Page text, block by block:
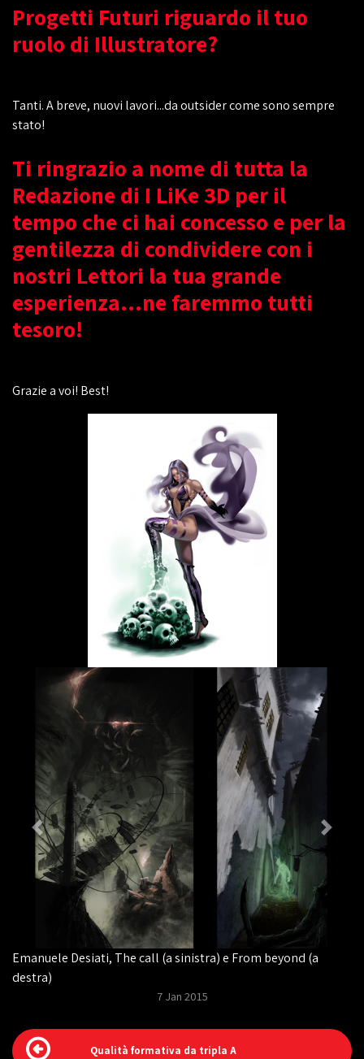
Progetti Futuri riguardo il tuo
ruolo di Illustratore?
Tanti. A breve, nuovi lavori...da outsider come sono sempre
stato!
Ti ringrazio a nome di tutta la
Redazione di I LiKe 3D per il
tempo che ci hai concesso e per la
gentilezza di condividere con i
nostri Lettori la tua grande
esperienza...ne faremmo tutti
tesoro!
Grazie a voi! Best!
Emanuele Desiati, The call (a sinistra) e From beyond (a
destra)
7 Jan 2015
Qualità formativa da tripla A